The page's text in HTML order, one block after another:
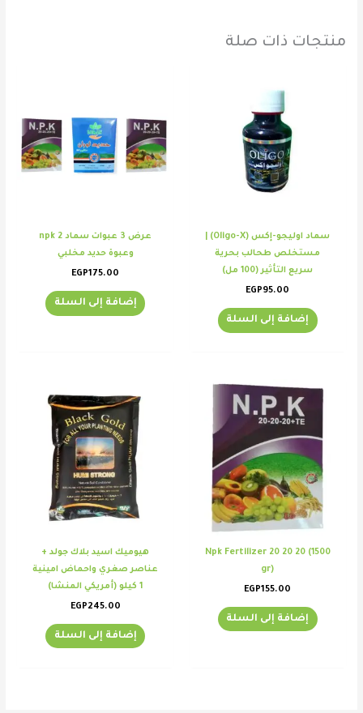
منتجات ذات صلة
سماد اوليجو-إكس (Oligo-X) |
مستخلص طحالب بحرية
سريع التأثير (100 مل)
EGP95.00
إضافة إلى السلة
عرض 3 عبوات سماد 2 npk
وعبوة حديد مخلبي
EGP175.00
إضافة إلى السلة
Npk Fertilizer 20 20 20 (1500
gr)
EGP155.00
إضافة إلى السلة
هيوميك اسيد بلاك جولد +
عناصر صغري واحماض امينية
1 كيلو (أمريكي المنشا)
EGP245.00
إضافة إلى السلة